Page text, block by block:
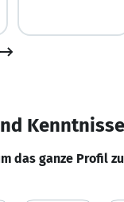
Kenntnisse
das ganze Profil